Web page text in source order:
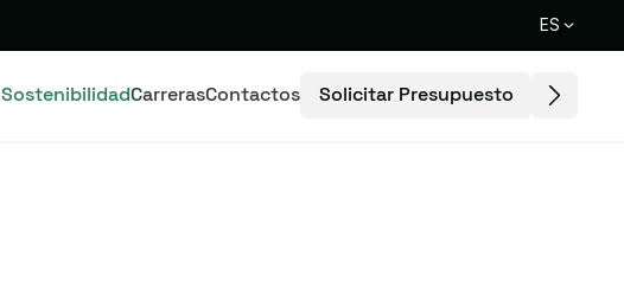
ES
SostenibilidadCarrerasContactos Solicitar Presupuesto